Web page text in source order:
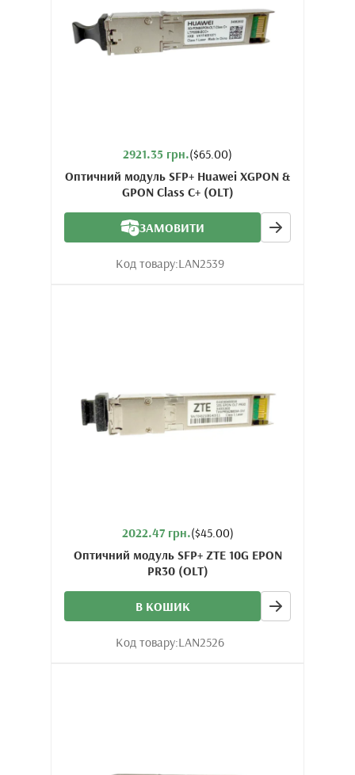
2921.35 грн.($65.00)
Оптичний модуль SFP+ Huawei XGPON &
GPON Class C+ (OLT)
ЗАМОВИТИ
Код товару:LAN2539
2022.47 грн.($45.00)
Оптичний модуль SFP+ ZTE 10G EPON
PR30 (OLT)
В КОШИК
Код товару:LAN2526